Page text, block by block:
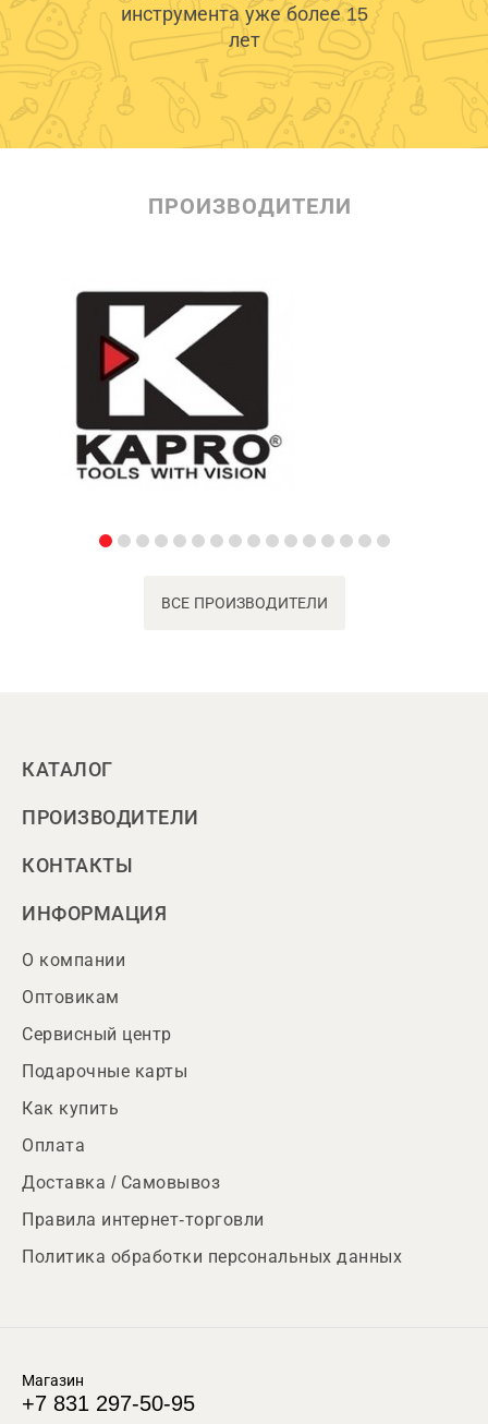
инструмента уже более 15
лет
ПРОИЗВОДИТЕЛИ
ВСЕ ПРОИЗВОДИТЕЛИ
КАТАЛОГ
ПРОИЗВОДИТЕЛИ
КОНТАКТЫ
ИНФОРМАЦИЯ
О компании
Оптовикам
Сервисный центр
Подарочные карты
Как купить
Оплата
Доставка / Самовывоз
Правила интернет-торговли
Политика обработки персональных данных
Магазин
+7 831 297-50-95